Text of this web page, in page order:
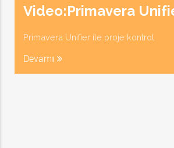
Video:Primavera
Primavera Unifier ile proje kontrol
Devamı